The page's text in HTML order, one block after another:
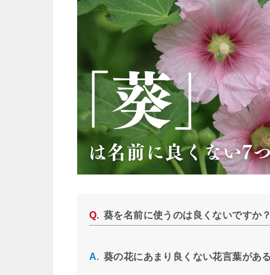
葵を名前に使うのは良くないですか
葵の花にあまり良くない花言葉があ